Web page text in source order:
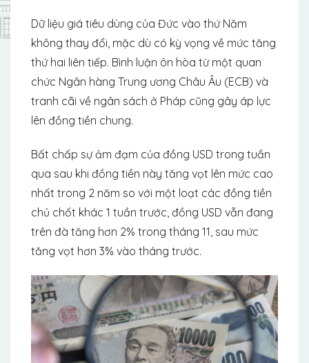
Dữ liệu giá tiêu dùng của Đức vào thứ Năm
không thay đổi, mặc dù có kỳ vọng về mức tăng
thứ hai liên tiếp. Bình luận ôn hòa từ một quan
chức Ngân hàng Trung ương Châu Âu (ECB) và
tranh cãi về ngân sách ở Pháp cũng gây áp lực
lên đồng tiền chung.
Bất chấp sự ảm đạm của đồng USD trong tuần
qua sau khi đồng tiền này tăng vọt lên mức cao
nhất trong 2 năm so với một loạt các đồng tiền
chủ chốt khác 1 tuần trước, đồng USD vẫn đang
trên đà tăng hơn 2% trong tháng 11, sau mức
tăng vọt hơn 3% vào tháng trước.